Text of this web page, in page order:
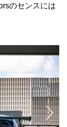
のセンスには